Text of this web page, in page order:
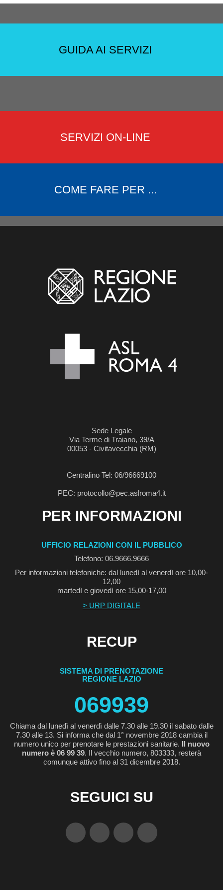
GUIDA AI SERVIZI
SERVIZI ON-LINE
COME FARE PER ...
Sede Legale
Via Terme di Traiano, 39/A
00053 - Civitavecchia (RM)
Centralino Tel: 06/96669100
PEC: protocollo@pec.aslroma4.it
PER INFORMAZIONI
UFFICIO RELAZIONI CON IL PUBBLICO
Telefono: 06.9666.9666
Per informazioni telefoniche: dal lunedì al venerdì ore 10,00-
12,00
martedì e giovedì ore 15,00-17,00
> URP DIGITALE
RECUP
SISTEMA DI PRENOTAZIONE
REGIONE LAZIO
069939
Chiama dal lunedì al venerdì dalle 7.30 alle 19.30 il sabato dalle
7.30 alle 13. Si informa che dal 1° novembre 2018 cambia il
numero unico per prenotare le prestazioni sanitarie. Il nuovo
numero è 06 99 39. Il vecchio numero, 803333, resterà
comunque attivo fino al 31 dicembre 2018.
SEGUICI SU